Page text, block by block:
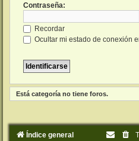
Contraseña:
Recordar
Ocultar mi estado de conexión
Está categoría no tiene foros.
Índice general